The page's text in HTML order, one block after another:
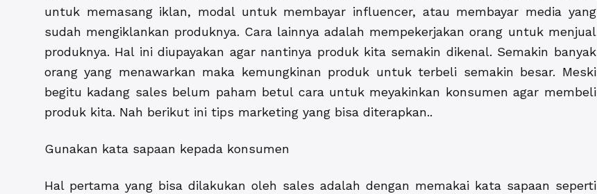
untuk memasang iklan, modal untuk membayar influencer, atau membayar media yang
sudah mengiklankan produknya. Cara lainnya adalah mempekerjakan orang untuk menjual
produknya. Hal ini diupayakan agar nantinya produk kita semakin dikenal. Semakin banyak
orang yang menawarkan maka kemungkinan produk untuk terbeli semakin besar. Meski
begitu kadang sales belum paham betul cara untuk meyakinkan konsumen agar membeli
produk kita. Nah berikut ini tips marketing yang bisa diterapkan..
Gunakan kata sapaan kepada konsumen
Hal pertama yang bisa dilakukan oleh sales adalah dengan memakai kata sapaan seperti